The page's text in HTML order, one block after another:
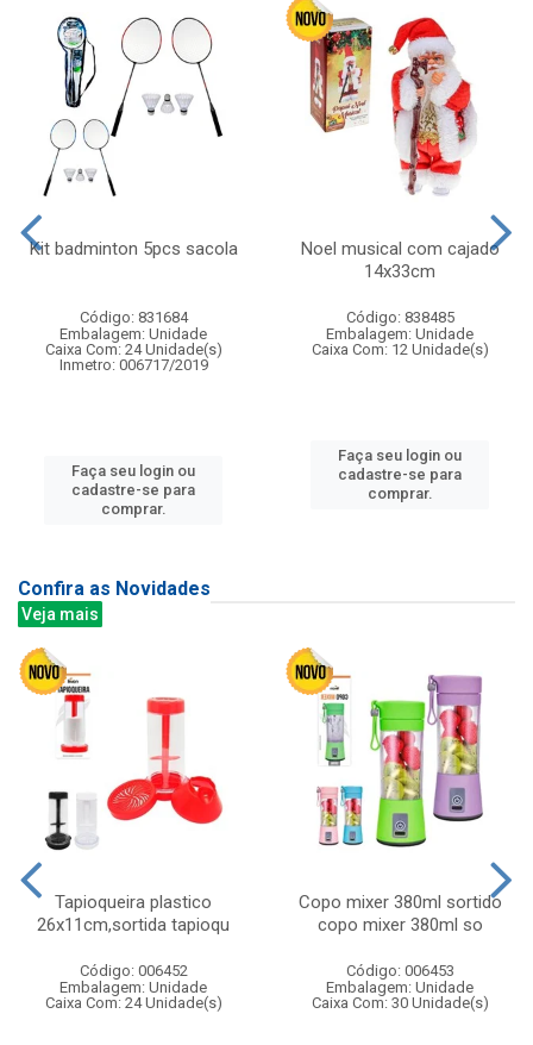
Kit badminton 5pcs sacola
Código: 831684
Embalagem: Unidade
Caixa Com: 24 Unidade(s)
Inmetro: 006717/2019
Faça seu login ou
cadastre-se para
comprar.
Noel musical com cajado
14x33cm
Código: 838485
Embalagem: Unidade
Caixa Com: 12 Unidade(s)
Faça seu login ou
cadastre-se para
comprar.
Confira as Novidades
Veja mais
Tapioqueira plastico
26x11cm,sortida tapioqu
Código: 006452
Embalagem: Unidade
Caixa Com: 24 Unidade(s)
Copo mixer 380ml sortido
copo mixer 380ml so
Código: 006453
Embalagem: Unidade
Caixa Com: 30 Unidade(s)